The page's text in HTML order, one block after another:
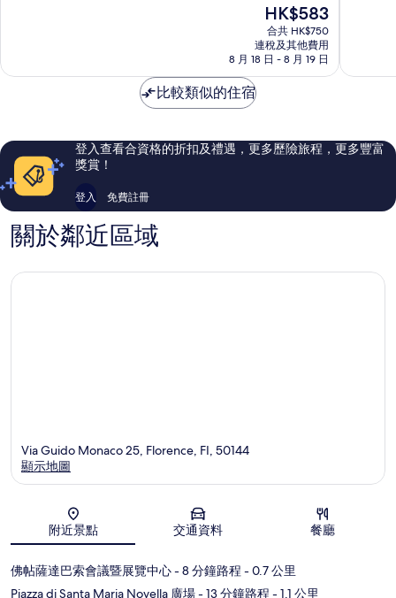
教
優
評
價
評
現
售
HK$583
HK$583
合共 HK$750
連稅及其他費用
8 月 18 日 - 8 月 19 日
不
評
價
比較類似的住宿
登入查看合資格的折扣及禮遇，更多歷險旅程，更多豐富
獎賞！
登入 免費註冊
關於鄰近區域
地圖
Via Guido Monaco 25, Florence, FI, 50144
顯示地圖
附近景點 交通資料 餐廳
佛帖薩達巴索會議暨展覽中心- 8 分鐘路程 - 0.7 公里
Piazza di Santa Maria Novella 廣場- 13 分鐘路程 - 1.1 公里